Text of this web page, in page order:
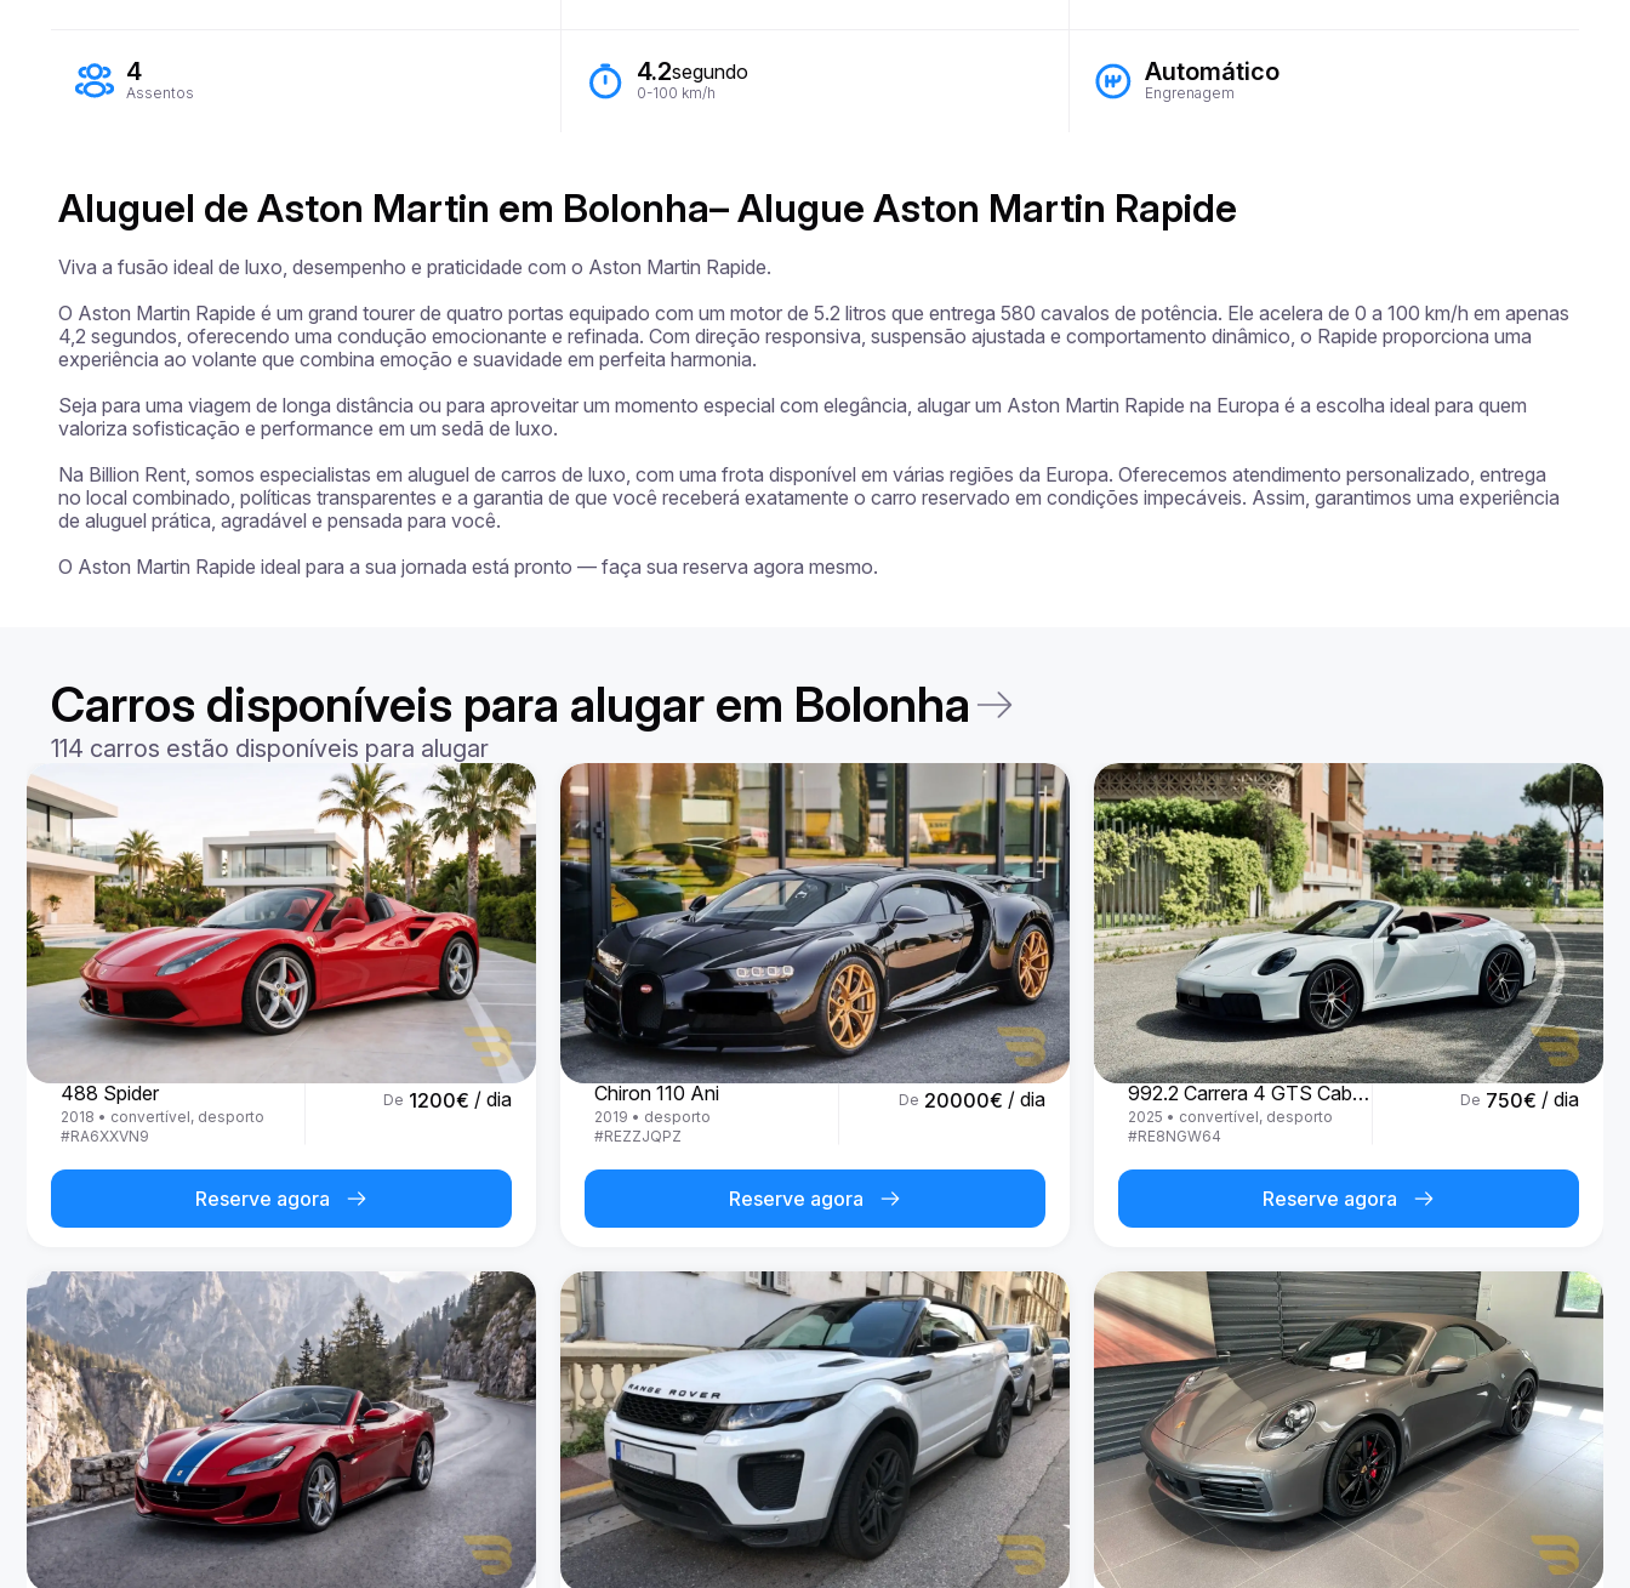
4
Assentos
4.2segundo
0-100 km/h
Automático
Engrenagem
Aluguel de Aston Martin em Bolonha– Alugue Aston Martin Rapide
Viva a fusão ideal de luxo, desempenho e praticidade com o Aston Martin Rapide.
O Aston Martin Rapide é um grand tourer de quatro portas equipado com um motor de 5.2 litros que entrega 580 cavalos de potência. Ele acelera de 0 a 100 km/h em apenas
4,2 segundos, oferecendo uma condução emocionante e refinada. Com direção responsiva, suspensão ajustada e comportamento dinâmico, o Rapide proporciona uma
experiência ao volante que combina emoção e suavidade em perfeita harmonia.
Seja para uma viagem de longa distância ou para aproveitar um momento especial com elegância, alugar um Aston Martin Rapide na Europa é a escolha ideal para quem
valoriza sofisticação e performance em um sedã de luxo.
Na Billion Rent, somos especialistas em aluguel de carros de luxo, com uma frota disponível em várias regiões da Europa. Oferecemos atendimento personalizado, entrega
no local combinado, políticas transparentes e a garantia de que você receberá exatamente o carro reservado em condições impecáveis. Assim, garantimos uma experiência
de aluguel prática, agradável e pensada para você.
O Aston Martin Rapide ideal para a sua jornada está pronto — faça sua reserva agora mesmo.
Carros disponíveis para alugar em Bolonha
114 carros estão disponíveis para alugar
488 Spider
2018 • convertível, desporto
#RA6XXVN9
De 1200€ / dia
Reserve agora
Bugatti
Chiron 110 Ani
2019 • desporto
#REZZJQPZ
De 20000€ / dia
Reserve agora
Porsche
992.2 Carrera 4 GTS Cabrio '25
2025 • convertível, desporto
#RE8NGW64
De 750€ / dia
Reserve agora
Ferrari
Land Rover
Porsche